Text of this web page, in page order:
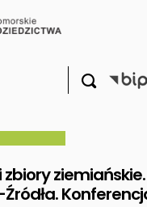

zbiory